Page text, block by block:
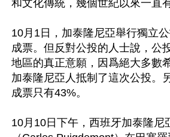
和文化傳統，幾個世紀以來一直
10月1日，加泰隆尼亞舉行獨立
成票。但反對公投的人士說，公
地區的真正意願，因爲絕大多數
加泰隆尼亞人抵制了這次公投。
成票只有43%。
10月10日下午，西班牙加泰隆尼